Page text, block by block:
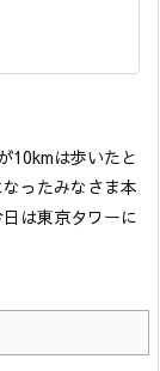
10kmは歩いたと
ったみなさま本
は東京タワーに